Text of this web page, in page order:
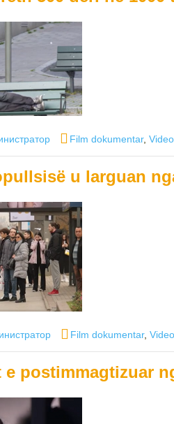
Categories
Film dokumentar,Video
u larguan
Categories
Film dokumentar,Video
e postimmagtizuar